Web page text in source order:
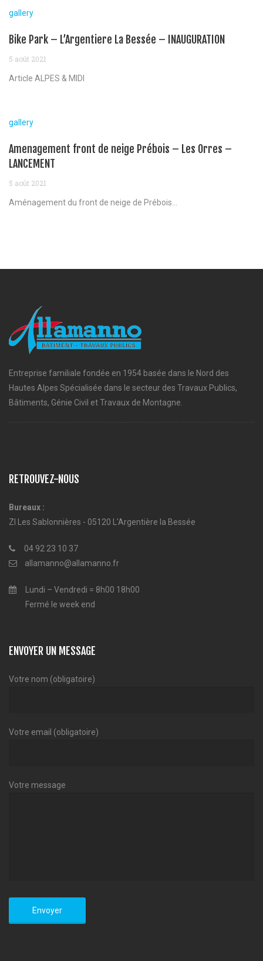
gallery
Bike Park – L’Argentiere La Bessée – INAUGURATION
5 août 2021
Article ALPES & MIDI
gallery
Amenagement front de neige Prébois – Les Orres –
LANCEMENT
5 août 2021
Aménagement du front de neige de Prébois...
Entreprise familiale fondée en 1954 basée dans le Nord des
Hautes Alpes Spécialisée dans le secteur des Travaux Publics,
Bâtiments, Génie Civil et Travaux de Montagne.
RETROUVEZ-NOUS
Bureaux :
ZI Les Sablonnières - 05120 L'Argentière la Bessée
04 92 23 10 37
allamanno@allamanno.fr
Lundi – Vendredi = 8h00 18h00
Fermé le week end
ENVOYER UN MESSAGE
Votre nom (obligatoire)
Votre email (obligatoire)
Votre message